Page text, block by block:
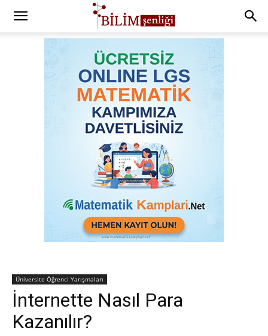
Üniversite Öğrenci Yarışmaları
İnternette Nasıl Para
Kazanılır?